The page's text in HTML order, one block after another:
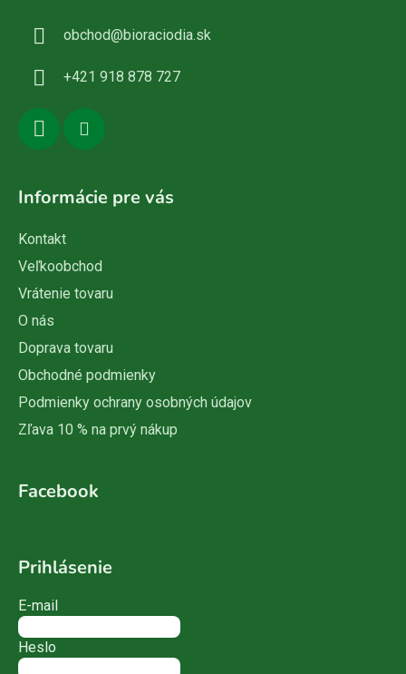
obchod@bioraciodia.sk
+421 918 878 727
Informácie pre vás
Kontakt
Veľkoobchod
Vrátenie tovaru
O nás
Doprava tovaru
Obchodné podmienky
Podmienky ochrany osobných údajov
Zľava 10 % na prvý nákup
Facebook
Prihlásenie
E-mail
Heslo